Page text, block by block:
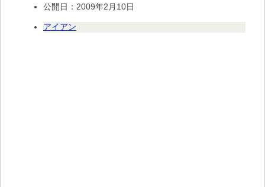
公開日： 2009年2月10日
アイアン